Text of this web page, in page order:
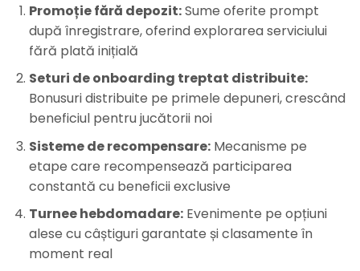
Promoție fără depozit:Sume oferite prompt
după înregistrare, oferind explorarea serviciului
fără plată inițială
Seturi de onboarding treptat distribuite:
Bonusuri distribuite pe primele depuneri, crescând
beneficiul pentru jucătorii noi
Sisteme de recompensare:Mecanisme pe
etape care recompensează participarea
constantă cu beneficii exclusive
Turnee hebdomadare:Evenimente pe opțiuni
alese cu câștiguri garantate și clasamente în
moment real